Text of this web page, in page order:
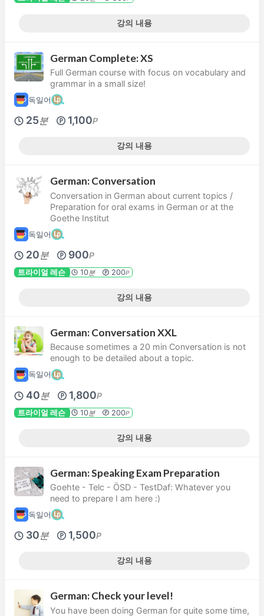
강의 내용
German Complete: XS
Full German course with focus on vocabulary and
grammar in a small size!
독일어
25분 1,100P
강의 내용
German: Conversation
Conversation in German about current topics /
Preparation for oral exams in German or at the
Goethe Institut
독일어
20분 900P
트라이얼 레슨 10분 200P
강의 내용
German: Conversation XXL
Because sometimes a 20 min Conversation is not
enough to be detailed about a topic.
독일어
40분 1,800P
트라이얼 레슨 10분 200P
강의 내용
German: Speaking Exam Preparation
Goehte - Telc - ÖSD - TestDaf: Whatever you
need to prepare I am here :)
독일어
30분 1,500P
강의 내용
German: Check your level!
You have been doing German for quite some time,